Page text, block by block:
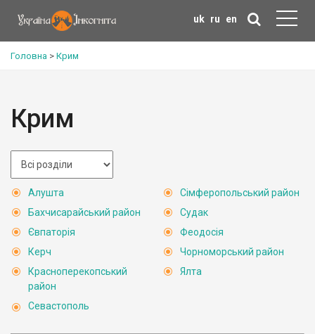
uk ru en
Головна > Крим
Крим
Алушта
Бахчисарайський район
Євпаторія
Керч
Красноперекопський
район
Севастополь
Сімферопольський район
Судак
Феодосія
Чорноморський район
Ялта